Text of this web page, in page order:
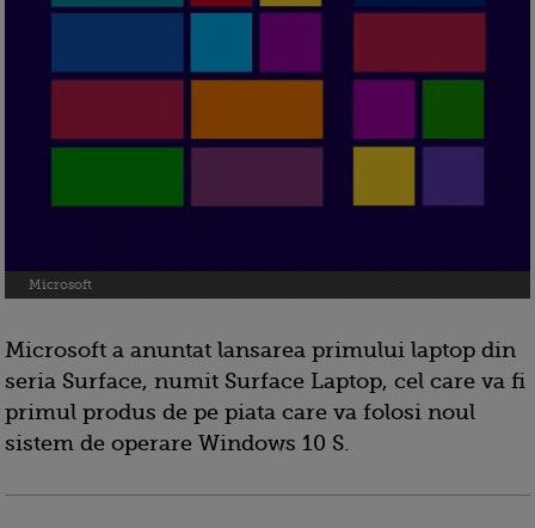
Microsoft
Microsoft a anuntat lansarea primului laptop din
seria Surface, numit Surface Laptop, cel care va fi
primul produs de pe piata care va folosi noul
sistem de operare Windows 10 S.